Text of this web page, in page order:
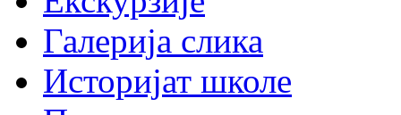
Галерија слика
Историјат школе